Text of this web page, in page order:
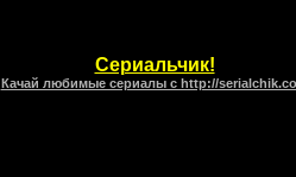
Сериальчик!
Качай любимые сериалы с http://